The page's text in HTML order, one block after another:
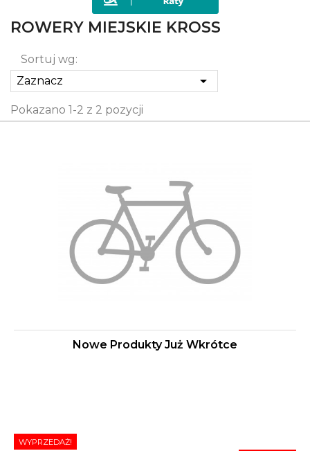
ROWERY MIEJSKIE KROSS
Sortuj wg:
Zaznacz

Pokazano 1-2 z 2 pozycji
Nowe Produkty Już Wkrótce
WYPRZEDAŻ!